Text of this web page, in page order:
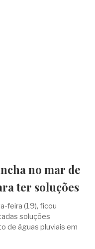
no mar de
ter soluções
feira (19), ficou
soluções
de águas pluviais em